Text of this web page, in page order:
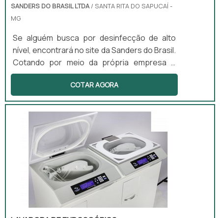
SANDERS DO BRASIL LTDA / SANTA RITA DO SAPUCAÍ -
MG
Se alguém busca por desinfecção de alto
nível, encontrará no site da Sanders do Brasil.
Cotando por meio da própria empresa e
descobrindo a melhor referência em
qualidade.Quando o interesse é por
desinfecção de alto nível, na Sanders do
Brasil irá encontrar excelente custo-
benefício com produtos desenvolvidos para
servir mais e melhor.ALGUNS DETALHES
SOBRE DESINFECÇÃO DE ALTO NÍVELHá
muitas maneiras eficientes de demonstrar
competência ...
COTAR AGORA